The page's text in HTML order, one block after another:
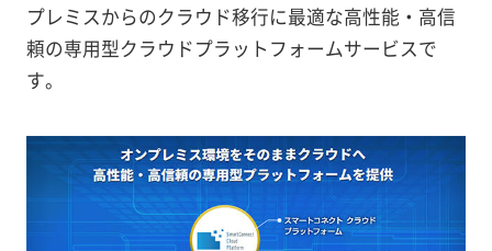
プレミスからのクラウド移行に最適な高性能・高信
頼の専用型クラウドプラットフォームサービスで
す。